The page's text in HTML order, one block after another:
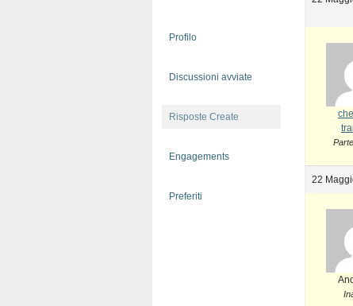
Profilo
Discussioni avviate
Risposte Create
Engagements
Preferiti
22